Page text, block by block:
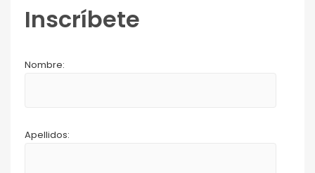
Inscríbete
Nombre:
Apellidos: